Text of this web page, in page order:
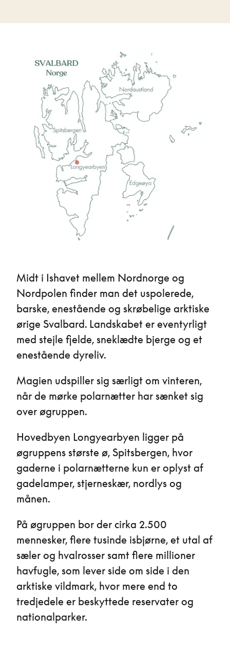
Midt i Ishavet mellem Nordnorge og
Nordpolen finder man det uspolerede,
barske, enestående og skrøbelige arktiske
ørige Svalbard. Landskabet er eventyrligt
med stejle fjelde, sneklædte bjerge og et
enestående dyreliv.
Magien udspiller sig særligt om vinteren,
når de mørke polarnætter har sænket sig
over øgruppen.
Hovedbyen Longyearbyen ligger på
øgruppens største ø, Spitsbergen, hvor
gaderne i polarnætterne kun er oplyst af
gadelamper, stjerneskær, nordlys og
månen.
På øgruppen bor der cirka 2.500
mennesker, flere tusinde isbjørne, et utal af
sæler og hvalrosser samt flere millioner
havfugle, som lever side om side i den
arktiske vildmark, hvor mere end to
tredjedele er beskyttede reservater og
nationalparker.